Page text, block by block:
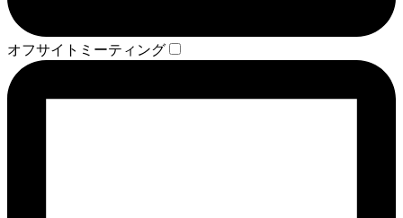
オフサイトミーティング